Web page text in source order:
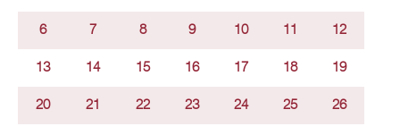
6 7 8 9 10 11 12
13 14 15 16 17 18 19
20 21 22 23 24 25 26